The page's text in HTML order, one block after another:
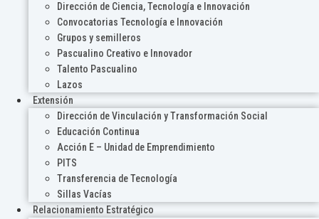
Dirección de Ciencia, Tecnología e Innovación
Convocatorias Tecnología e Innovación
Grupos y semilleros
Pascualino Creativo e Innovador
Talento Pascualino
Lazos
Extensión
Dirección de Vinculación y Transformación Social
Educación Continua
Acción E – Unidad de Emprendimiento
PITS
Transferencia de Tecnología
Sillas Vacías
Relacionamiento Estratégico